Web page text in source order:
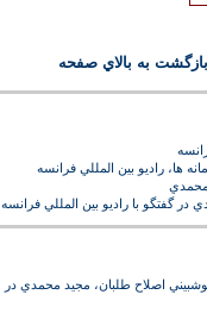
بازگشت به بالاي صفحه
ها، راديو بين المللي فرانسه
محمدي
گفتگو با راديو بين المللي فرانسه
اصلاح طلبان، مجيد محمدي در